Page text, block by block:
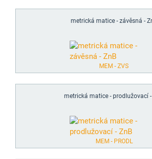
metrická matice - závěsná -
MEM - ZVS
metrická matice - prodlužovací -
MEM - PRODL